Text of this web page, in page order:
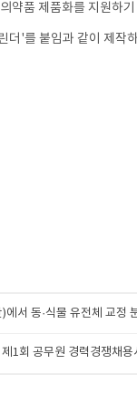
약품 제품화를 지원하기
'를 붙임과 같이 제작
에서 동·식물 유전체 교
1회 공무원 경력경쟁채